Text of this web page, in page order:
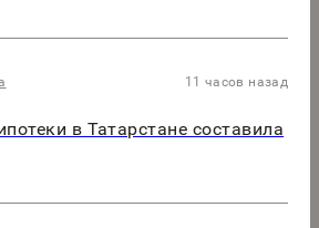
11 часов назад
в Татарстане составила